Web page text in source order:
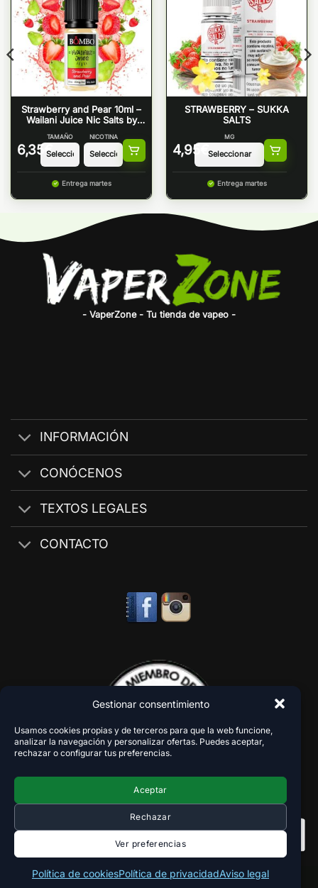
Gestionar consentimiento
Usamos cookies propias y de terceros para que la web funcione,
analizar la navegación y personalizar ofertas. Puedes aceptar,
rechazar o configurar tus preferencias.
Aceptar
Rechazar
Ver preferencias
Política de cookiesPolítica de privacidadAviso legal
Strawberry and Pear 10ml –
Wailani Juice Nic Salts by
Bombo
6,35 €
TAMAÑO NICOTINA
Entrega martes
STRAWBERRY – SUKKA
SALTS
4,95 €
MG
Entrega martes
- VaperZone - Tu tienda de vapeo -
INFORMACIÓN
CONÓCENOS
TEXTOS LEGALES
CONTACTO
Copyright 2018-2026 - VaperZone ®